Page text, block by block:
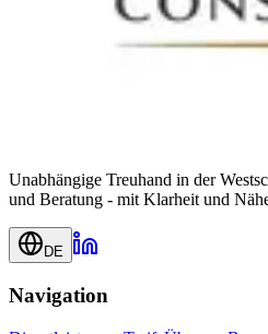
Unabhängige Treuhand in der
und Beratung - mit Klarheit und
DE
Navigation